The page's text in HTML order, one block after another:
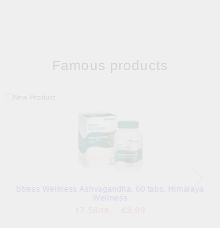
Famous products
Stress Wellness Ashvagandha, 60 tabs, Himalaya
Wellness